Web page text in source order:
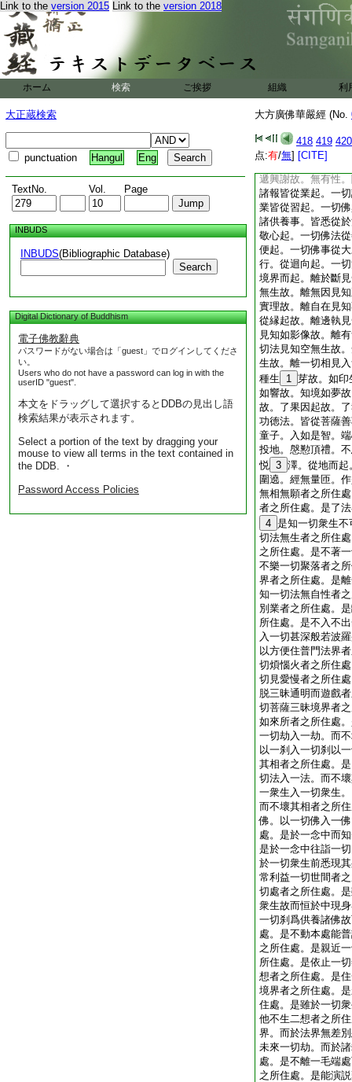
Link to the version 2015 Link to the version 2018
ホーム 検索 ご挨拶 組織 利
大正蔵検索
punctuation Hangul Eng
TextNo. Vol. Page
INBUDS
INBUDS(Bibliographic Database)
Search
Digital Dictionary of Buddhism
電子佛教辭典
パスワードがない場合は「guest」でログインしてくださ
い。
Users who do not have a password can log in with the
userID "guest".
本文をドラッグして選択するとDDBの見出し語
検索結果が表示されます。
Select a portion of the text by dragging your
mouse to view all terms in the text contained in
the DDB. ・
Password Access Policies
大方廣佛華嚴經 (No.
418 419 420
点:有/無] [CITE]
遮那莊嚴藏大樓閣
思惟觀察。以深信
處智慧身平等門。
前。一切菩薩前。
塔廟前。一切聖衆
一切十方衆生前。
來際無有休息。等
障礙故。 8 等實際
故。猶如影。隨智
如像。示一切故。
遞興謝故。無有性
諸報皆從業起。一
業皆從習起。一切
諸供養事。皆悉從
敬心起。一切佛法
便起。一切佛事從
行。從迴向起。一
境界而起。離於斷
無生故。離無因見
實理故。離自在見
從縁起故。離邊執
見知如影像故。離
切法見知空無生故
生故。離一切相見
種生
1 芽故。如印
如響故。知境如夢
故。了果因起故。
功徳法。皆從菩薩
童子。入如是智。
投地。慇懃頂禮。
悦 3 澤。從地而起
圍遶。經無量匝。
無相無願者之所住
者之所住處。是了
4 是知一切衆生
切法無生者之所住
之所住處。是不著
不樂一切聚落者之
界者之所住處。是
知一切法無自性者
別業者之所住處。
所住處。是不入不
入一切甚深般若波
以方便住普門法界
切煩惱火者之所住
切見愛慢者之所住
脱三昧通明而遊戲
切菩薩三昧境界者
如來所者之所住處
一切劫入一劫。而
以一刹入一切刹以
其相者之所住處。
切法入一法。而不
一衆生入一切衆生
而不壞其相者之所
佛。以一切佛入一
處。是於一念中而
是於一念中往詣一
於一切衆生前悉現
常利益一切世間者
切處者之所住處。
衆生故而恒於中現
一切刹爲供養諸佛
處。是不動本處能
之所住處。是親近
所住處。是依止一
想者之所住處。是
境界者之所住處。
住處。是雖於一切
他不生二想者之所
界。而於法界無差
未來一切劫。而於
處。是不離一毛端
之所住處。是能演